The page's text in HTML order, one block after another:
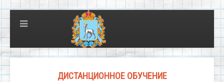
ДИСТАНЦИОННОЕ ОБУЧЕНИЕ